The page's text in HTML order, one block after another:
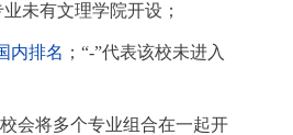
未有文理学院开设；
内排名 ；“-”代表该校未进入
会将多个专业组合在一起开